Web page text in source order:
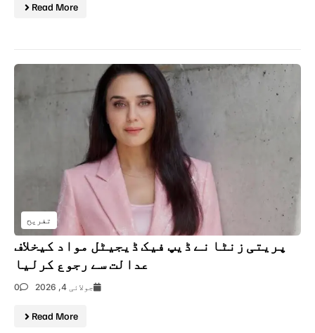
Read More
تفریح
پریتی زنٹا نے ڈیپ فیک ڈیجیٹل مواد کیخلاف
عدالت سے رجوع کرلیا
جولائی 4, 2026 0
Read More